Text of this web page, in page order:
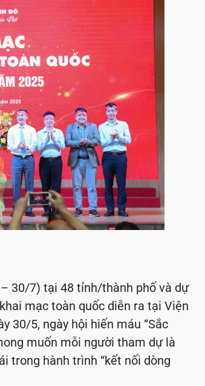
30/7) tại 48 tỉnh/thành phố và dự
mạc toàn quốc diễn ra tại Viện
30/5, ngày hội hiến máu “Sắc
muốn mỗi người tham dự là
trong hành trình “kết nối dòng